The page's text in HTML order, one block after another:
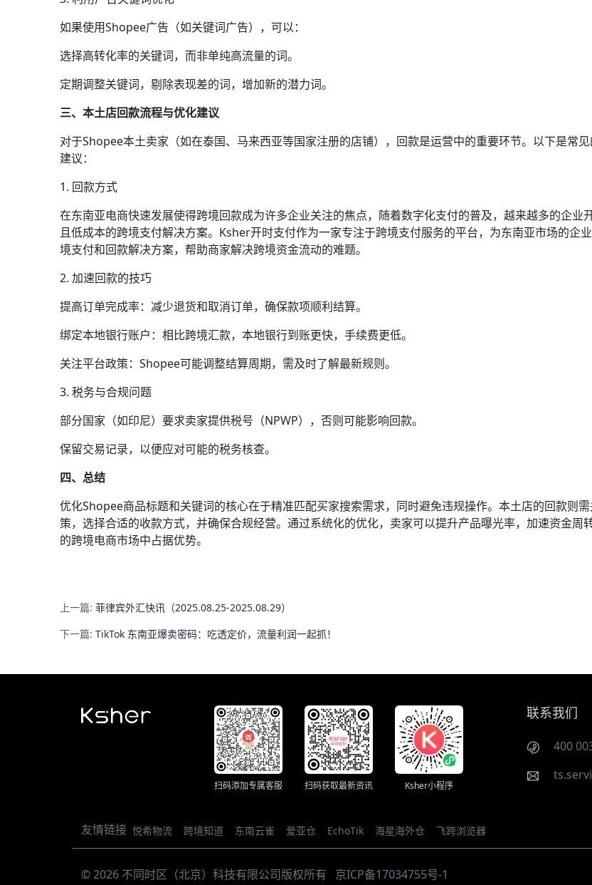
如果使用Shopee广告（如关键词广告），可以：
选择高转化率的关键词，而非单纯高流量的词。
定期调整关键词，剔除表现差的词，增加新的潜力词。
三、本土店回款流程与优化建议
对于Shopee本土卖家（如在泰国、马来西亚等国家注册的店铺），回款是运营中的重要环节。以下是常
建议：
1. 回款方式
在东南亚电商快速发展使得跨境回款成为许多企业关注的焦点，随着数字化支付的普及，越来越多的企业
且低成本的跨境支付解决方案。Ksher开时支付作为一家专注于跨境支付服务的平台，为东南亚市场的企
境支付和回款解决方案，帮助商家解决跨境资金流动的难题。
2. 加速回款的技巧
提高订单完成率：减少退货和取消订单，确保款项顺利结算。
绑定本地银行账户：相比跨境汇款，本地银行到账更快，手续费更低。
关注平台政策：Shopee可能调整结算周期，需及时了解最新规则。
3. 税务与合规问题
部分国家（如印尼）要求卖家提供税号（NPWP），否则可能影响回款。
保留交易记录，以便应对可能的税务核查。
四、总结
优化Shopee商品标题和关键词的核心在于精准匹配买家搜索需求，同时避免违规操作。本土店的回款则
策，选择合适的收款方式，并确保合规经营。通过系统化的优化，卖家可以提升产品曝光率，加速资金周
的跨境电商市场中占据优势。
上一篇: 菲律宾外汇快讯（2025.08.25-2025.08.29）
下一篇: TikTok 东南亚爆卖密码：吃透定价，流量利润一起抓！
扫码添加专属客服 扫码获取最新资讯 Ksher小程序
联系我们
400
友情链接 悦希物流 跨境知道 东南云雀 爱亚仓 EchoTik 海星海外仓 飞跨浏览器
© 2026 不同时区（北京）科技有限公司版权所有 京ICP备17034755号-1